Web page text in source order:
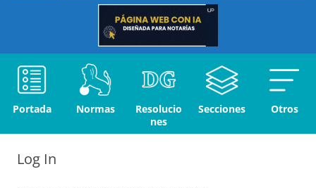
Portada Normas
Resolucio
nes
Secciones Otros
Log In